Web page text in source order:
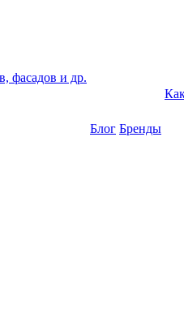
фасадов и др.
Блог Бренды